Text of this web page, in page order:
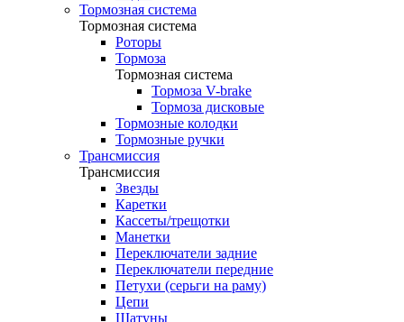
Тормозная система
Тормозная система
Роторы
Тормоза
Тормозная система
Тормоза V-brake
Тормоза дисковые
Тормозные колодки
Тормозные ручки
Трансмиссия
Трансмиссия
Звезды
Каретки
Кассеты/трещотки
Манетки
Переключатели задние
Переключатели передние
Петухи (серьги на раму)
Цепи
Шатуны